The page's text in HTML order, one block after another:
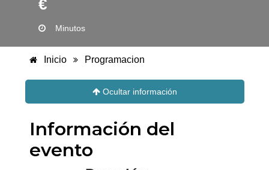
€
Minutos
Inicio Programacion
Ocultar información
Información del
evento